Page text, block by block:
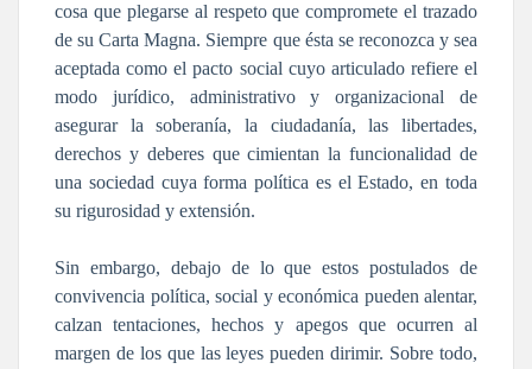
cosa que plegarse al respeto que compromete el trazado
de su Carta Magna. Siempre que ésta se reconozca y sea
aceptada como el pacto social cuyo articulado refiere el
modo jurídico, administrativo y organizacional de
asegurar la soberanía, la ciudadanía, las libertades,
derechos y deberes que cimientan la funcionalidad de
una sociedad cuya forma política es el Estado, en toda
su rigurosidad y extensión.
Sin embargo, debajo de lo que estos postulados de
convivencia política, social y económica pueden alentar,
calzan tentaciones, hechos y apegos que ocurren al
margen de los que las leyes pueden dirimir. Sobre todo,